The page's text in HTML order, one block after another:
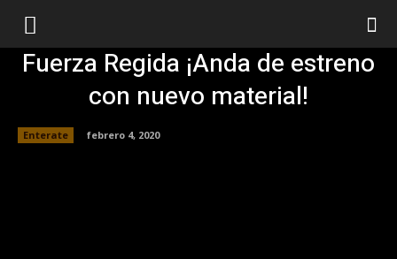
Fuerza Regida ¡Anda de estreno
con nuevo material!
Enterate febrero 4, 2020